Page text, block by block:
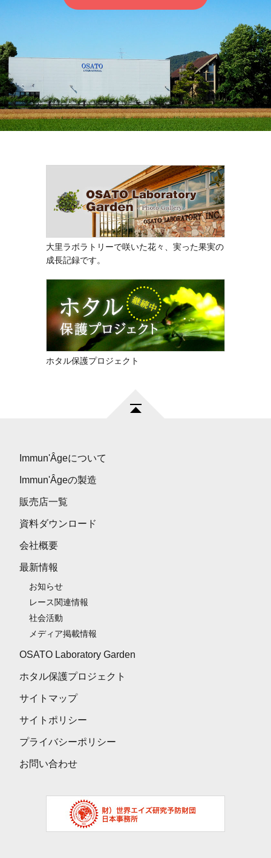
大里ラボラトリーで咲いた花々、実った果実の
成長記録です。
ホタル保護プロジェクト
Immun'Âgeについて
Immun'Âgeの製造
販売店一覧
資料ダウンロード
会社概要
最新情報
お知らせ
レース関連情報
社会活動
メディア掲載情報
OSATO Laboratory Garden
ホタル保護プロジェクト
サイトマップ
サイトポリシー
プライバシーポリシー
お問い合わせ